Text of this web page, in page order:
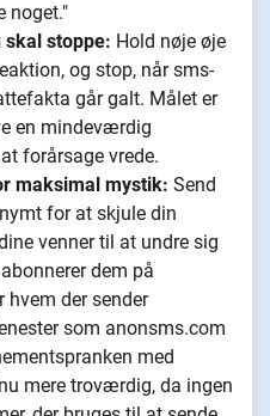
noget."
skal stoppe: Hold nøje øje
og stop, når sms-
går galt. Målet er
en mindeværdig
forårsage vrede.
maksimal mystik: Send
for at skjule din
venner til at undre sig
dem på
hvem der sender
som anonsms.com
med
mere troværdig, da ingen